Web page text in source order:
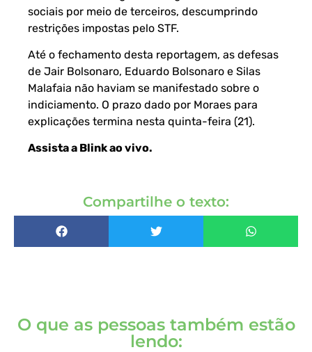
sociais por meio de terceiros, descumprindo
restrições impostas pelo STF.
Até o fechamento desta reportagem, as defesas
de Jair Bolsonaro, Eduardo Bolsonaro e Silas
Malafaia não haviam se manifestado sobre o
indiciamento. O prazo dado por Moraes para
explicações termina nesta quinta-feira (21).
Assista a Blink ao vivo.
Compartilhe o texto:
O que as pessoas também estão
lendo: